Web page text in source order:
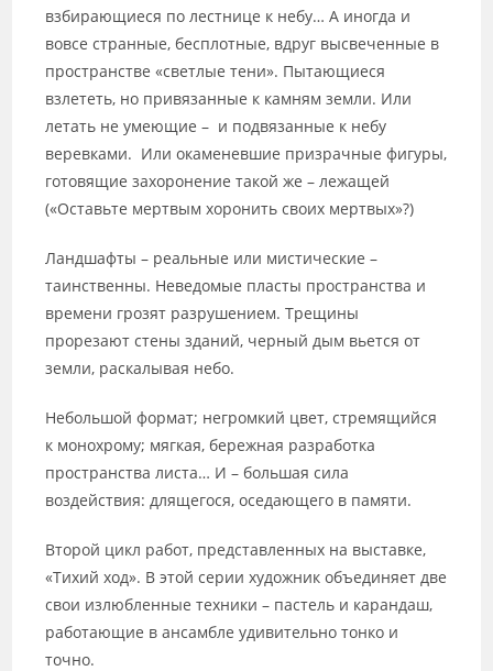
взбирающиеся по лестнице к небу… А иногда и
вовсе странные, бесплотные, вдруг высвеченные в
пространстве «светлые тени». Пытающиеся
взлететь, но привязанные к камням земли. Или
летать не умеющие – и подвязанные к небу
веревками. Или окаменевшие призрачные фигуры,
готовящие захоронение такой же – лежащей
(«Оставьте мертвым хоронить своих мертвых»?)
Ландшафты – реальные или мистические –
таинственны. Неведомые пласты пространства и
времени грозят разрушением. Трещины
прорезают стены зданий, черный дым вьется от
земли, раскалывая небо.
Небольшой формат; негромкий цвет, стремящийся
к монохрому; мягкая, бережная разработка
пространства листа… И – большая сила
воздействия: длящегося, оседающего в памяти.
Второй цикл работ, представленных на выставке,
«Тихий ход». В этой серии художник объединяет две
свои излюбленные техники – пастель и карандаш,
работающие в ансамбле удивительно тонко и
точно.